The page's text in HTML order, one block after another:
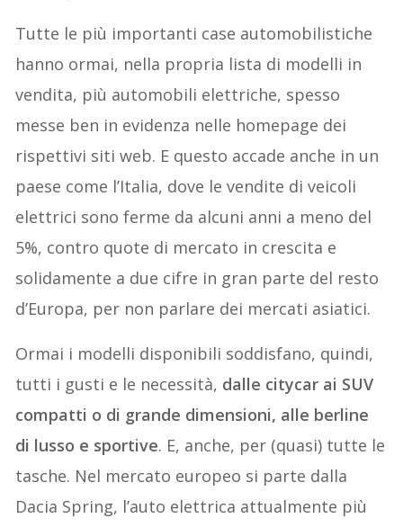
Tutte le più importanti case automobilistiche
hanno ormai, nella propria lista di modelli in
vendita, più automobili elettriche, spesso
messe ben in evidenza nelle homepage dei
rispettivi siti web. E questo accade anche in un
paese come l’Italia, dove le vendite di veicoli
elettrici sono ferme da alcuni anni a meno del
5%, contro quote di mercato in crescita e
solidamente a due cifre in gran parte del resto
d’Europa, per non parlare dei mercati asiatici.
Ormai i modelli disponibili soddisfano, quindi,
tutti i gusti e le necessità, dalle citycar ai SUV
compatti o di grande dimensioni, alle berline
di lusso e sportive. E, anche, per (quasi) tutte le
tasche. Nel mercato europeo si parte dalla
Dacia Spring, l’auto elettrica attualmente più